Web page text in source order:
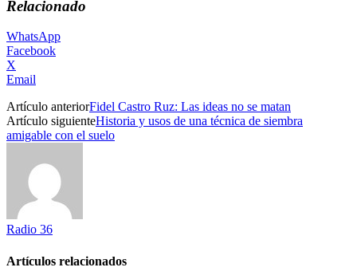
Relacionado
WhatsApp
Facebook
X
Email
Artículo anteriorFidel Castro Ruz: Las ideas no se matan
Artículo siguienteHistoria y usos de una técnica de siembra
amigable con el suelo
Radio 36
Artículos relacionados